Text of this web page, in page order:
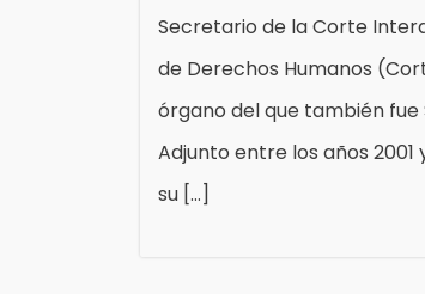
Secretario de la Corte
de Derechos Humanos
órgano del que también
Adjunto entre los años 2001
su […]